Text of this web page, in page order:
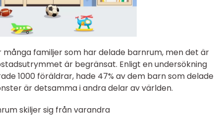
familjer som har delade barnrum, men det är
är begränsat. Enligt en undersökning
1000 föräldrar, hade 47% av dem barn som delade
är detsamma i andra delar av världen.
skiljer sig från varandra